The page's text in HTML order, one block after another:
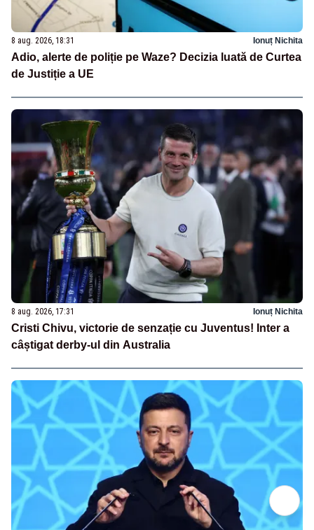
8 aug. 2026, 18:31 Ionuț Nichita
Adio, alerte de poliție pe Waze? Decizia luată de Curtea
de Justiție a UE
8 aug. 2026, 17:31 Ionuț Nichita
Cristi Chivu, victorie de senzație cu Juventus! Inter a
câștigat derby-ul din Australia